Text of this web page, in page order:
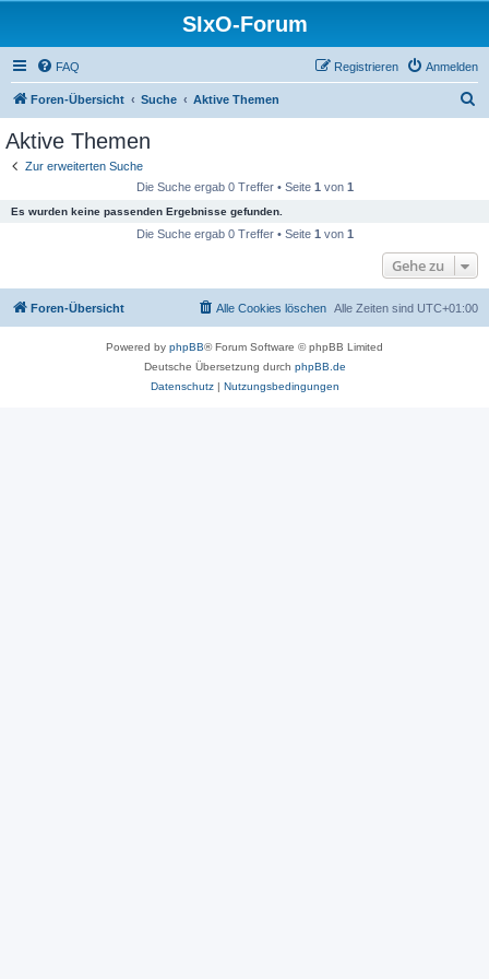
SIxO-Forum
FAQ Anmelden
Registrieren
Foren-Übersicht Suche Aktive Themen
Aktive Themen
Zur erweiterten Suche
Die Suche ergab 0 Treffer • Seite 1 von 1
Es wurden keine passenden Ergebnisse gefunden.
Die Suche ergab 0 Treffer • Seite 1 von 1
Gehe zu
Foren-Übersicht Alle Zeiten sind UTC+01:00
Alle Cookies löschen
Powered by phpBB® Forum Software © phpBB Limited
Deutsche Übersetzung durch phpBB.de
Datenschutz| Nutzungsbedingungen